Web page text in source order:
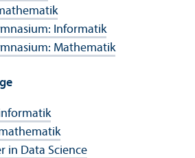
Informatik
Mathematik
in Data Science